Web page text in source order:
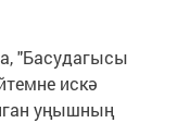
"Басудагысы
искә
уңышның